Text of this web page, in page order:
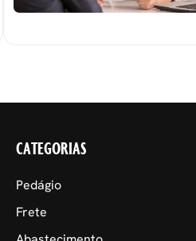
CATEGORIAS
Pedágio
Frete